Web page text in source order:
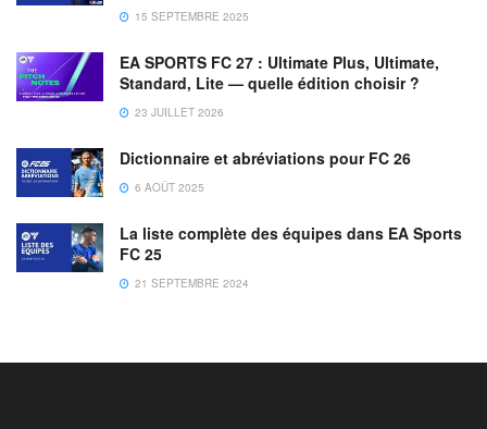
15 SEPTEMBRE 2025
EA SPORTS FC 27 : Ultimate Plus, Ultimate,
Standard, Lite — quelle édition choisir ?
23 JUILLET 2026
Dictionnaire et abréviations pour FC 26
6 AOÛT 2025
La liste complète des équipes dans EA Sports
FC 25
21 SEPTEMBRE 2024